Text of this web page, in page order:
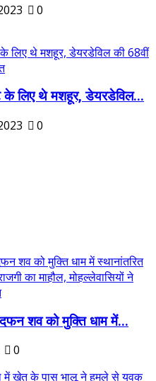
0
के लिए थे मशहूर, डेयरडेविल...
0
शव को मुक्ति धाम में...
0